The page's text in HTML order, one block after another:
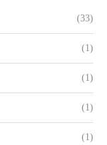
(33)
(1)
(1)
(1)
(1)